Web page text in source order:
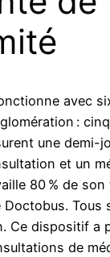
avec
:
une demi-
et un
80 % de son
Doctobus. Tous
Ce dispositif a
de